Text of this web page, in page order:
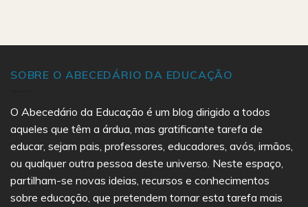
SOBRE O ABECEDÁRIO DA EDUCAÇÃO
O Abecedário da Educação é um blog dirigido a todos
aqueles que têm a árdua, mas gratificante tarefa de
educar, sejam pais, professores, educadores, avós, irmãos,
ou qualquer outra pessoa deste universo. Neste espaço,
partilham-se novas ideias, recursos e conhecimentos
sobre educação, que pretendem tornar esta tarefa mais